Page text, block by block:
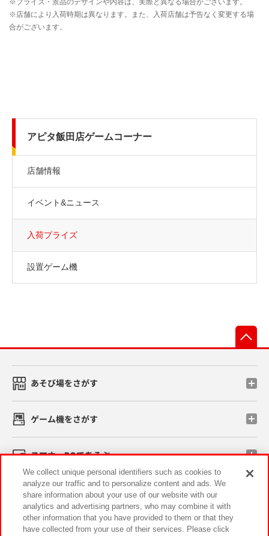
アピタ飯田店ゲームコーナー
店舗情報
イベント&ニュース
入荷プライズ
設置ゲーム機
あそび場をさがす
ゲーム機をさがす
スマホ・PCであそぶ
イベント・キャンペーン
We collect unique personal identifiers such as cookies to
analyze our traffic and to personalize content and ads. We
share information about your use of our website with our
analytics and advertising partners, who may combine it with
other information that you have provided to them or that they
have collected from your use of their services. Please click